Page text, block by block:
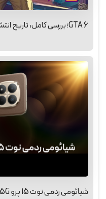
GTA 6؛ بررسی کامل، تاریخ انتشار، گیم‌پلی و جدیدترین اخبار